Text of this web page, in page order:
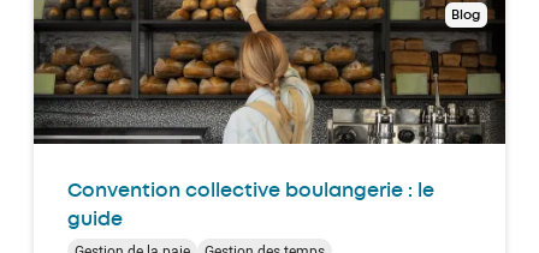
Blog
Convention collective boulangerie : le
guide